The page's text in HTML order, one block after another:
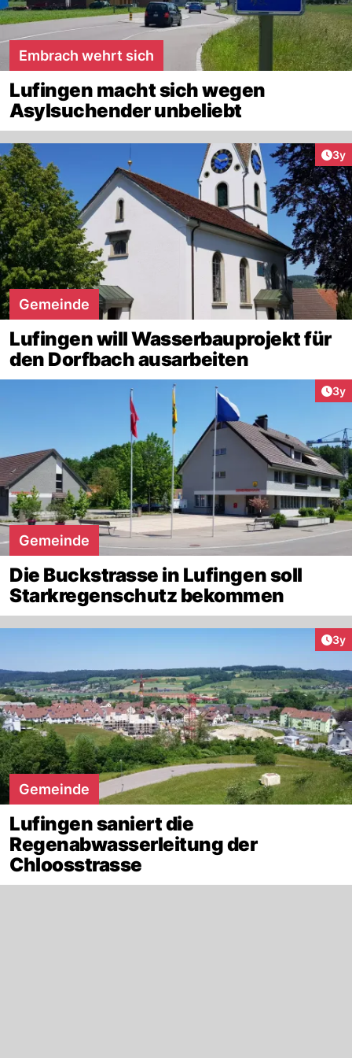
Embrach wehrt sich
Lufingen macht sich wegen
Asylsuchender unbeliebt
3y
Gemeinde
Lufingen will Wasserbauprojekt für
den Dorfbach ausarbeiten
3y
Gemeinde
Die Buckstrasse in Lufingen soll
Starkregenschutz bekommen
3y
Gemeinde
Lufingen saniert die
Regenabwasserleitung der
Chloosstrasse